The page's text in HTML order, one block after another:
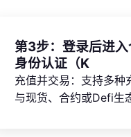
第3步：登录后进
身份认证（K
充值并交易：支持多种
与现货、合约或Defi生